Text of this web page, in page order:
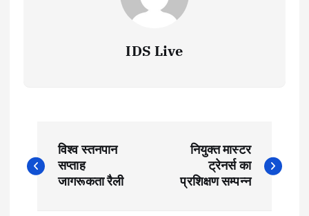
IDS Live
o
विश्व स्तनपान
सप्ताह
जागरूकता रैली
नियुक्त मास्टर
ट्रेनर्स का
प्रशिक्षण सम्पन्न